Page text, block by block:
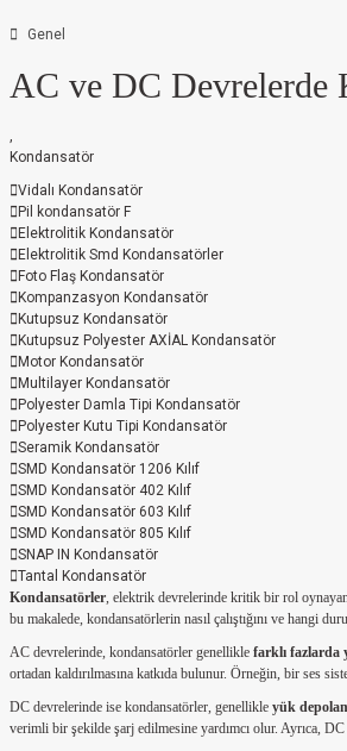
Genel
AC ve DC Devrelerde
,
Kondansatör
Vidalı Kondansatör
Pil kondansatör F
Elektrolitik Kondansatör
Elektrolitik Smd Kondansatörler
Foto Flaş Kondansatör
Kompanzasyon Kondansatör
Kutupsuz Kondansatör
Kutupsuz Polyester AXİAL Kondansatör
Motor Kondansatör
Multilayer Kondansatör
Polyester Damla Tipi Kondansatör
Polyester Kutu Tipi Kondansatör
Seramik Kondansatör
SMD Kondansatör 1206 Kılıf
SMD Kondansatör 402 Kılıf
SMD Kondansatör 603 Kılıf
SMD Kondansatör 805 Kılıf
SNAP IN Kondansatör
Tantal Kondansatör
Kondansatörler, elektrik devrelerinde kritik bir rol
bu makalede, kondansatörlerin nasıl çalıştığını ve hangi
AC devrelerinde, kondansatörler genellikle farklı fazlarda
ortadan kaldırılmasına katkıda bulunur. Örneğin, bir ses
DC devrelerinde ise kondansatörler, genellikle yük
verimli bir şekilde şarj edilmesine yardımcı olur. Ayrıca,